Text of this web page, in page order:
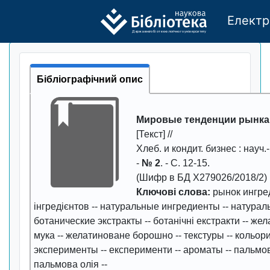
Державного бі отехно логічно го універси тету
Бібліографічний опис
Мировые тенденции рынка
[Текст] //
Хлеб. и кондит. бизнес :
- № 2. - С. 12-15.
(Шифр в БД Х279026/2018/2)
Ключові слова: рынок
інгредієнтов -- натуральные ингредиенты --
ботанические экстракты -- ботанічні екстракти --
мука -- желатиноване борошно -- текстуры --
эксперименты -- експерименти -- ароматы --
пальмова олія --